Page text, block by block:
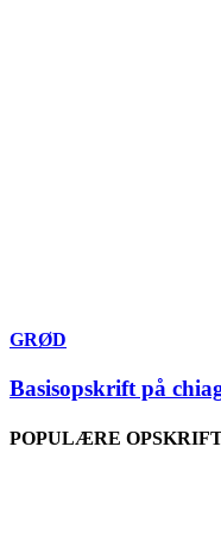
GRØD
Basisopskrift på
POPULÆRE